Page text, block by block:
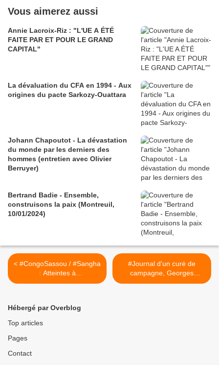
Vous aimerez aussi
Annie Lacroix-Riz : "L'UE A ÉTÉ
FAITE PAR ET POUR LE GRAND
CAPITAL"
La dévaluation du CFA en 1994 - Aux
origines du pacte Sarkozy-Ouattara
Johann Chapoutot - La dévastation
du monde par les derniers des
hommes (entretien avec Olivier
Berruyer)
Bertrand Badie - Ensemble,
construisons la paix (Montreuil,
10/01/2024)
< #CongoSassou / #Sangha
: Atteintes à
l’environnement, violations
la législation
#Journal d'un curé de
campagne, Georges
Bernanos épisode 30
Hébergé par Overblog
Top articles
Pages
Contact